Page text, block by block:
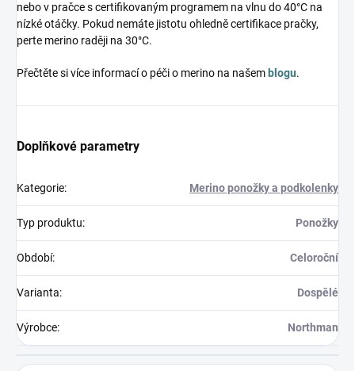
nebo v pračce s certifikovaným programem na vlnu do 40°C na
nízké otáčky. Pokud nemáte jistotu ohledně certifikace pračky,
perte merino raději na 30°C.
Přečtěte si více informací o péči o merino na našem blogu.
Doplňkové parametry
Kategorie: Merino ponožky a podkolenky
Typ produktu: Ponožky
Období: Celoroční
Varianta: Dospělé
Výrobce: Northman